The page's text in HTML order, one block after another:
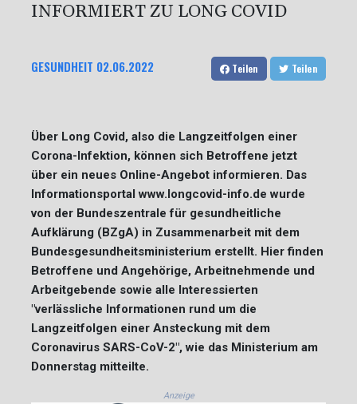
INFORMIERT ZU LONG COVID
GESUNDHEIT 02.06.2022 Teilen Teilen
Über Long Covid, also die Langzeitfolgen einer
Corona-Infektion, können sich Betroffene jetzt
über ein neues Online-Angebot informieren. Das
Informationsportal www.longcovid-info.de wurde
von der Bundeszentrale für gesundheitliche
Aufklärung (BZgA) in Zusammenarbeit mit dem
Bundesgesundheitsministerium erstellt. Hier finden
Betroffene und Angehörige, Arbeitnehmende und
Arbeitgebende sowie alle Interessierten
"verlässliche Informationen rund um die
Langzeitfolgen einer Ansteckung mit dem
Coronavirus SARS-CoV-2", wie das Ministerium am
Donnerstag mitteilte.
Anzeige